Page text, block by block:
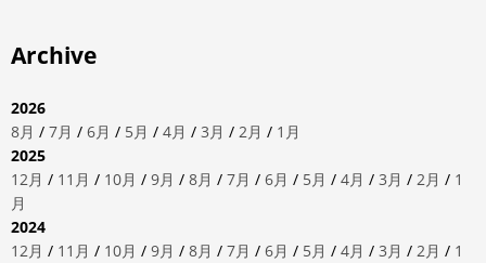
Archive
2026
8月 / 7月 / 6月 / 5月 / 4月 / 3月 / 2月 / 1月
2025
12月 / 11月 / 10月 / 9月 / 8月 / 7月 / 6月 / 5月 / 4月 / 3月 / 2月 / 1
月
2024
12月 / 11月 / 10月 / 9月 / 8月 / 7月 / 6月 / 5月 / 4月 / 3月 / 2月 / 1